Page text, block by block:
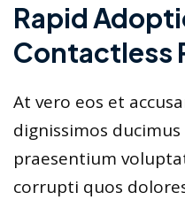
Rapid
Contactless
At vero eos et
dignissimos
praesentium
corrupti quos